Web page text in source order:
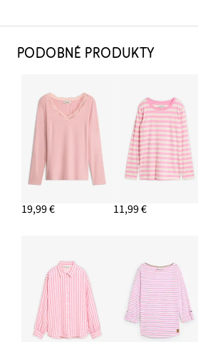
PODOBNÉ PRODUKTY
19,99 € 11,99 €